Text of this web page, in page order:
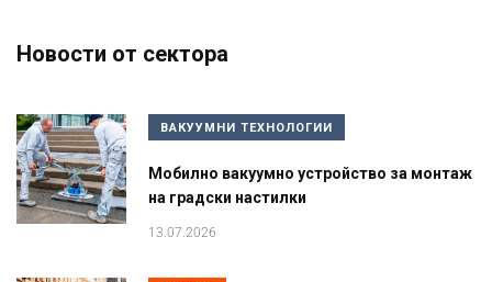
Новости от сектора
ВАКУУМНИ ТЕХНОЛОГИИ
Мобилно вакуумно устройство за монтаж
на градски настилки
13.07.2026